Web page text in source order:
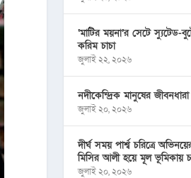
‘মাটির ময়না’র সেটে
করিম চাচা
জুলাই ২২, ২০২৬
নদীকেন্দ্রিক মানুষের জীবনধারা
জুলাই ২০, ২০২৬
দীর্ঘ সময় পার্শ্ব চরিত্রে
মিসির আলী হয়ে মূল ভূমিকায়
জুলাই ২০, ২০২৬